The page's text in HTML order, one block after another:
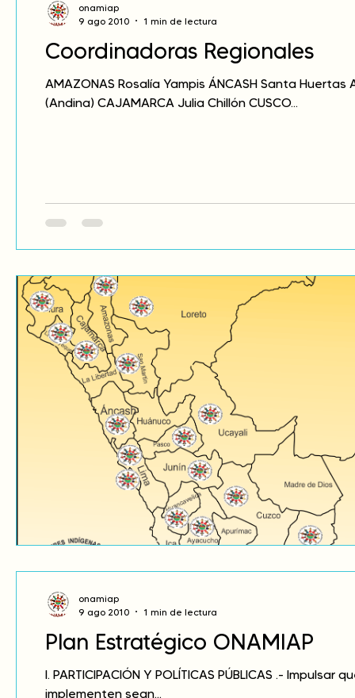
Coordinadoras Regionales
AMAZONAS Rosalía Yampis ÁNCASH Santa Huertas
(Andina) CAJAMARCA Julia Chillón CUSCO...
onamiap
9 ago 2010
1 min de lectura
Plan Estratégico ONAMIAP
I. PARTICIPACIÓN Y POLÍTICAS PÚBLICAS .-
implementen sean...
onamiap
9 ago 2010
1 min de lectura